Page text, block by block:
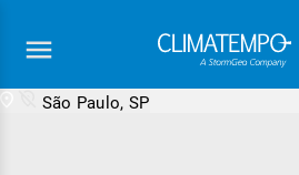
São Paulo, SP